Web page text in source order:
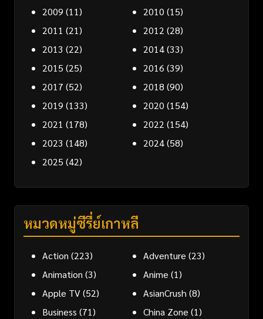
2009 (11) 2010 (15)
2011 (21) 2012 (28)
2013 (22) 2014(33)
2015 (25) 2016 (39)
2017 (52) 2018 (90)
2019 (133) 2020 (154)
2021 (178) 2022 (154)
2023 (148) 2024(58)
2025 (42)
หมวดหมู่ซีรี่ย์เกาหลี
Action (223) Adventure (23)
Animation (3) Anime (1)
Apple TV(52) AsianCrush (8)
Business (71) China Zone (1)